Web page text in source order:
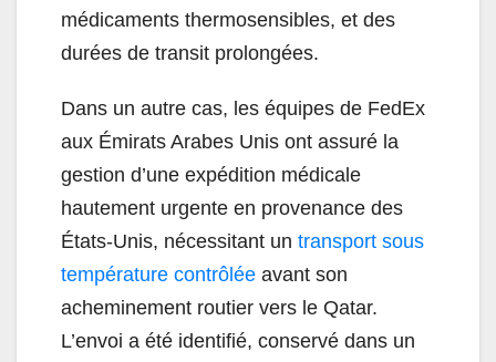
médicaments thermosensibles, et des
durées de transit prolongées.
Dans un autre cas, les équipes de FedEx
aux Émirats Arabes Unis ont assuré la
gestion d’une expédition médicale
hautement urgente en provenance des
États-Unis, nécessitant un transport sous
température contrôlée avant son
acheminement routier vers le Qatar.
L’envoi a été identifié, conservé dans un